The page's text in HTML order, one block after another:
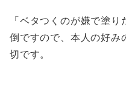
「ベタつくのが嫌で塗
倒ですので、本人の好み
切です。